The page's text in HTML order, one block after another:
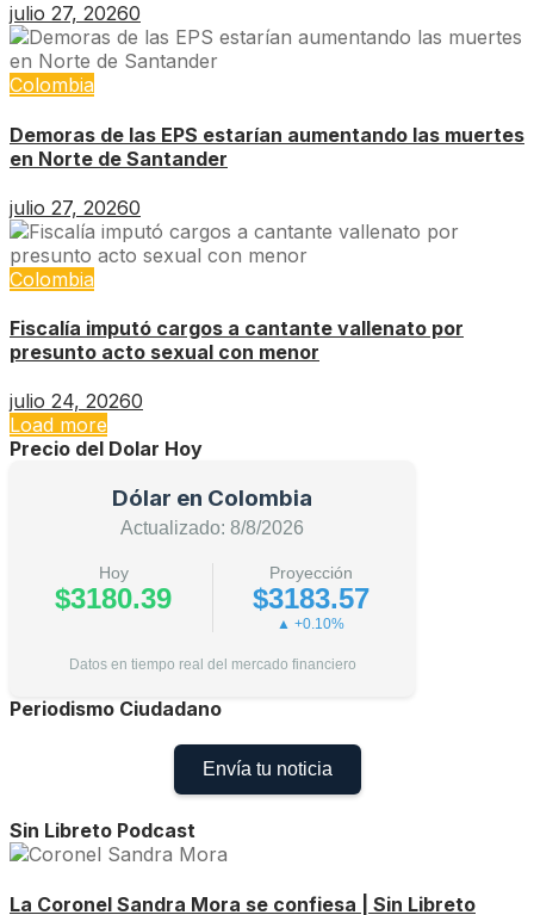
julio 27, 20260
Colombia
Demoras de las EPS estarían aumentando las muertes
en Norte de Santander
julio 27, 20260
Colombia
Fiscalía imputó cargos a cantante vallenato por
presunto acto sexual con menor
julio 24, 20260
Load more
Precio del Dolar Hoy
Dólar en Colombia
Actualizado: 8/8/2026
Hoy
$3180.39
Proyección
$3183.57
▲ +0.10%
Datos en tiempo real del mercado financiero
Periodismo Ciudadano
Envía tu noticia
Sin Libreto Podcast
La Coronel Sandra Mora se confiesa | Sin Libreto